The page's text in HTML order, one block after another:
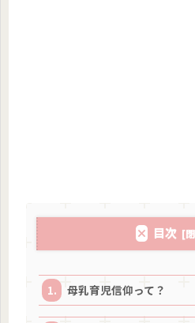
目次
母乳育児信仰って？